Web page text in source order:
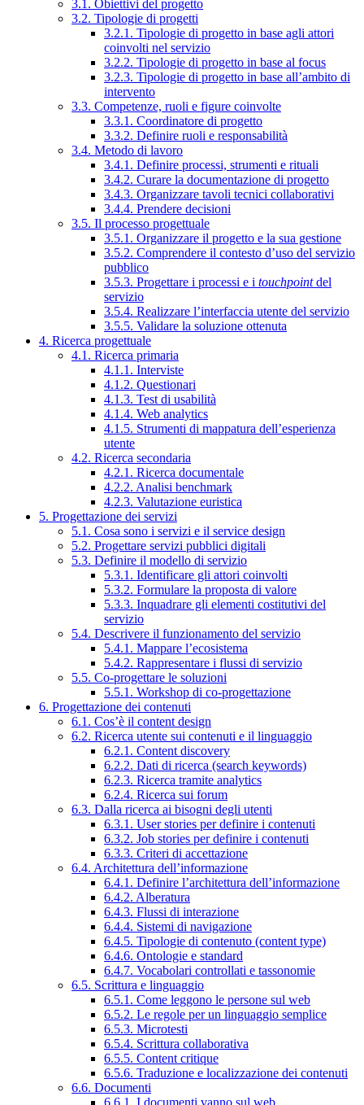
3.1. Obiettivi del progetto
3.2. Tipologie di progetti
3.2.1. Tipologie di progetto in base agli attori
coinvolti nel servizio
3.2.2. Tipologie di progetto in base al focus
3.2.3. Tipologie di progetto in base all’ambito di
intervento
3.3. Competenze, ruoli e figure coinvolte
3.3.1. Coordinatore di progetto
3.3.2. Definire ruoli e responsabilità
3.4. Metodo di lavoro
3.4.1. Definire processi, strumenti e rituali
3.4.2. Curare la documentazione di progetto
3.4.3. Organizzare tavoli tecnici collaborativi
3.4.4. Prendere decisioni
3.5. Il processo progettuale
3.5.1. Organizzare il progetto e la sua gestione
3.5.2. Comprendere il contesto d’uso del servizio
pubblico
3.5.3. Progettare i processi e i touchpointdel
servizio
3.5.4. Realizzare l’interfaccia utente del servizio
3.5.5. Validare la soluzione ottenuta
4. Ricerca progettuale
4.1. Ricerca primaria
4.1.1. Interviste
4.1.2. Questionari
4.1.3. Test di usabilità
4.1.4. Web analytics
4.1.5. Strumenti di mappatura dell’esperienza
utente
4.2. Ricerca secondaria
4.2.1. Ricerca documentale
4.2.2. Analisi benchmark
4.2.3. Valutazione euristica
5. Progettazione dei servizi
5.1. Cosa sono i servizi e il service design
5.2. Progettare servizi pubblici digitali
5.3. Definire il modello di servizio
5.3.1. Identificare gli attori coinvolti
5.3.2. Formulare la proposta di valore
5.3.3. Inquadrare gli elementi costitutivi del
servizio
5.4. Descrivere il funzionamento del servizio
5.4.1. Mappare l’ecosistema
5.4.2. Rappresentare i flussi di servizio
5.5. Co-progettare le soluzioni
5.5.1. Workshop di co-progettazione
6. Progettazione dei contenuti
6.1. Cos’è il content design
6.2. Ricerca utente sui contenuti e il linguaggio
6.2.1. Content discovery
6.2.2. Dati di ricerca (search keywords)
6.2.3. Ricerca tramite analytics
6.2.4. Ricerca sui forum
6.3. Dalla ricerca ai bisogni degli utenti
6.3.1. User stories per definire i contenuti
6.3.2. Job stories per definire i contenuti
6.3.3. Criteri di accettazione
6.4. Architettura dell’informazione
6.4.1. Definire l’architettura dell’informazione
6.4.2. Alberatura
6.4.3. Flussi di interazione
6.4.4. Sistemi di navigazione
6.4.5. Tipologie di contenuto (content type)
6.4.6. Ontologie e standard
6.4.7. Vocabolari controllati e tassonomie
6.5. Scrittura e linguaggio
6.5.1. Come leggono le persone sul web
6.5.2. Le regole per un linguaggio semplice
6.5.3. Microtesti
6.5.4. Scrittura collaborativa
6.5.5. Content critique
6.5.6. Traduzione e localizzazione dei contenuti
6.6. Documenti
6.6.1. I documenti vanno sul web